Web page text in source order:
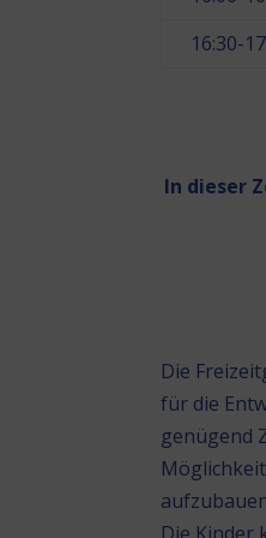
16:30-
In dieser
Die
für die
genügend